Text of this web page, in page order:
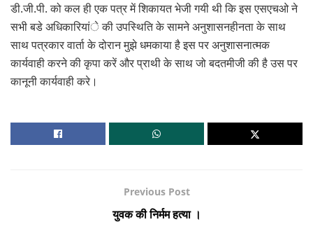
डी.जी.पी. को कल ही एक पत्र में शिकायत भेजी गयी थी कि इस एसएचओ ने
सभी बडे अधिकारियांे की उपस्थिति के सामने अनुशासनहीनता के साथ
साथ पत्रकार वार्ता के दोरान मुझे धमकाया है इस पर अनुशासनात्मक
कार्यवाही करने की कृपा करें और प्राथी के साथ जो बदतमीजी की है उस पर
कानूनी कार्यवाही करे।
Previous Post
युवक की निर्मम हत्या ।